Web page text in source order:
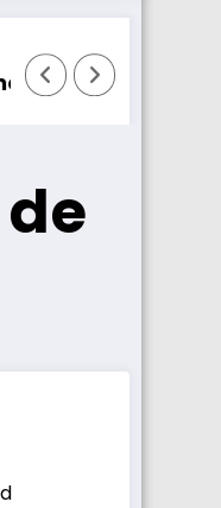
un camion 100%